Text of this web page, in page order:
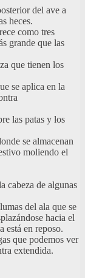
del ave a
heces.
como tres
grande que las
que tienen los
se aplica en la
las patas y los
se almacenan
moliendo el
cabeza de algunas
del ala que se
hacia el
está en reposo.
que podemos ver
extendida.